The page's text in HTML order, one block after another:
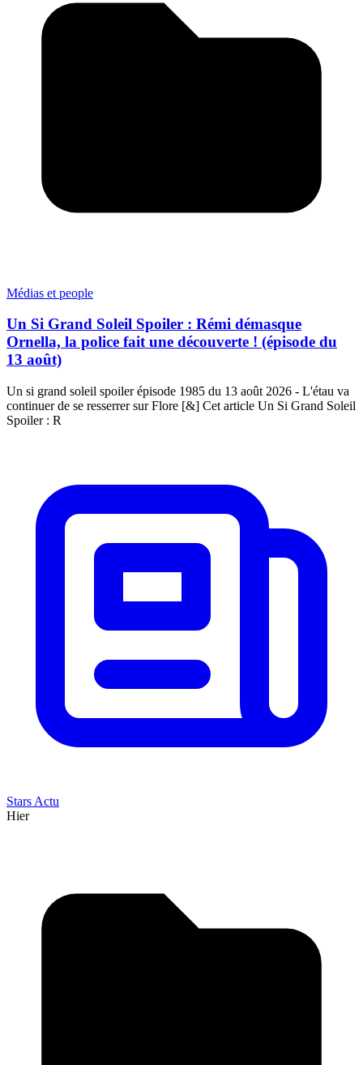
Médias et people
Un Si Grand Soleil Spoiler : Rémi démasque
Ornella, la police fait une découverte ! (épisode du
13 août)
Un si grand soleil spoiler épisode 1985 du 13 août 2026 - L'étau va
continuer de se resserrer sur Flore [&] Cet article Un Si Grand Soleil
Spoiler : R
Stars Actu
Hier